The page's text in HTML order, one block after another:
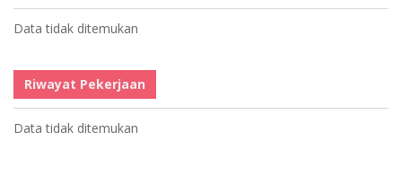
Data tidak ditemukan
Riwayat Pekerjaan
Data tidak ditemukan